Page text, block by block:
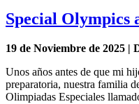
Special
19 de Noviembre de 2025 |
Unos años antes de que mi
preparatoria, nuestra familia
Olimpiadas Especiales